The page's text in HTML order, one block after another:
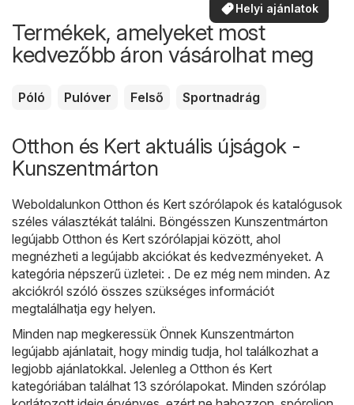
Helyi ajánlatok
Termékek, amelyeket most
kedvezőbb áron vásárolhat meg
Póló Pulóver Felső Sportnadrág
Otthon és Kert aktuális újságok -
Kunszentmárton
Weboldalunkon Otthon és Kert szórólapok és katalógusok
széles választékát találni. Böngésszen Kunszentmárton
legújabb Otthon és Kert szórólapjai között, ahol
megnézheti a legújabb akciókat és kedvezményeket. A
kategória népszerű üzletei: . De ez még nem minden. Az
akciókról szóló összes szükséges információt
megtalálhatja egy helyen.
Minden nap megkeressük Önnek Kunszentmárton
legújabb ajánlatait, hogy mindig tudja, hol találkozhat a
legjobb ajánlatokkal. Jelenleg a Otthon és Kert
kategóriában találhat 13 szórólapokat. Minden szórólap